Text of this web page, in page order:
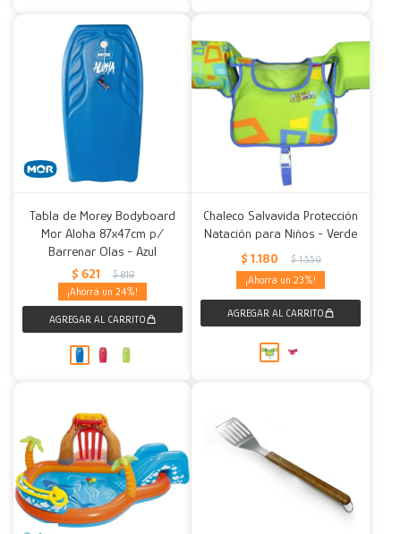
Tabla de Morey Bodyboard
Mor Aloha 87x47cm p/
Barrenar Olas - Azul
$ 621 $ 819
24
Chaleco Salvavida Protección
Natación para Niños - Verde
$ 1.180 $ 1.550
23